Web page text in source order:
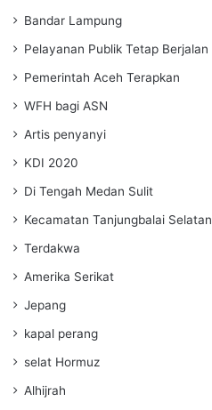
Bandar Lampung
Pelayanan Publik Tetap Berjalan
Pemerintah Aceh Terapkan
WFH bagi ASN
Artis penyanyi
KDI 2020
Di Tengah Medan Sulit
Kecamatan Tanjungbalai Selatan
Terdakwa
Amerika Serikat
Jepang
kapal perang
selat Hormuz
Alhijrah